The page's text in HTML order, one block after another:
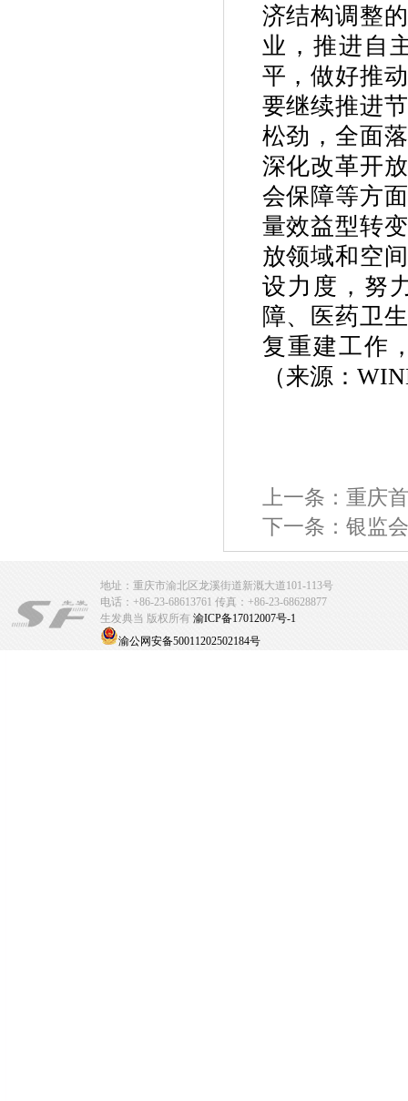
济结构调整
业，推进自
平，做好推
要继续推进
松劲，全面
深化改革开
会保障等方
量效益型转
放领域和空
设力度，努
障、医药卫
复重建工作
（来源：
上一条： 重庆
下一条： 银监
地址：重庆市渝北区龙溪街道新溉大道101-113号
电话：+86-23-68613761 传真：+86-23-68628877
生发典当 版权所有 渝ICP备17012007号-1
渝公网安备50011202502184号